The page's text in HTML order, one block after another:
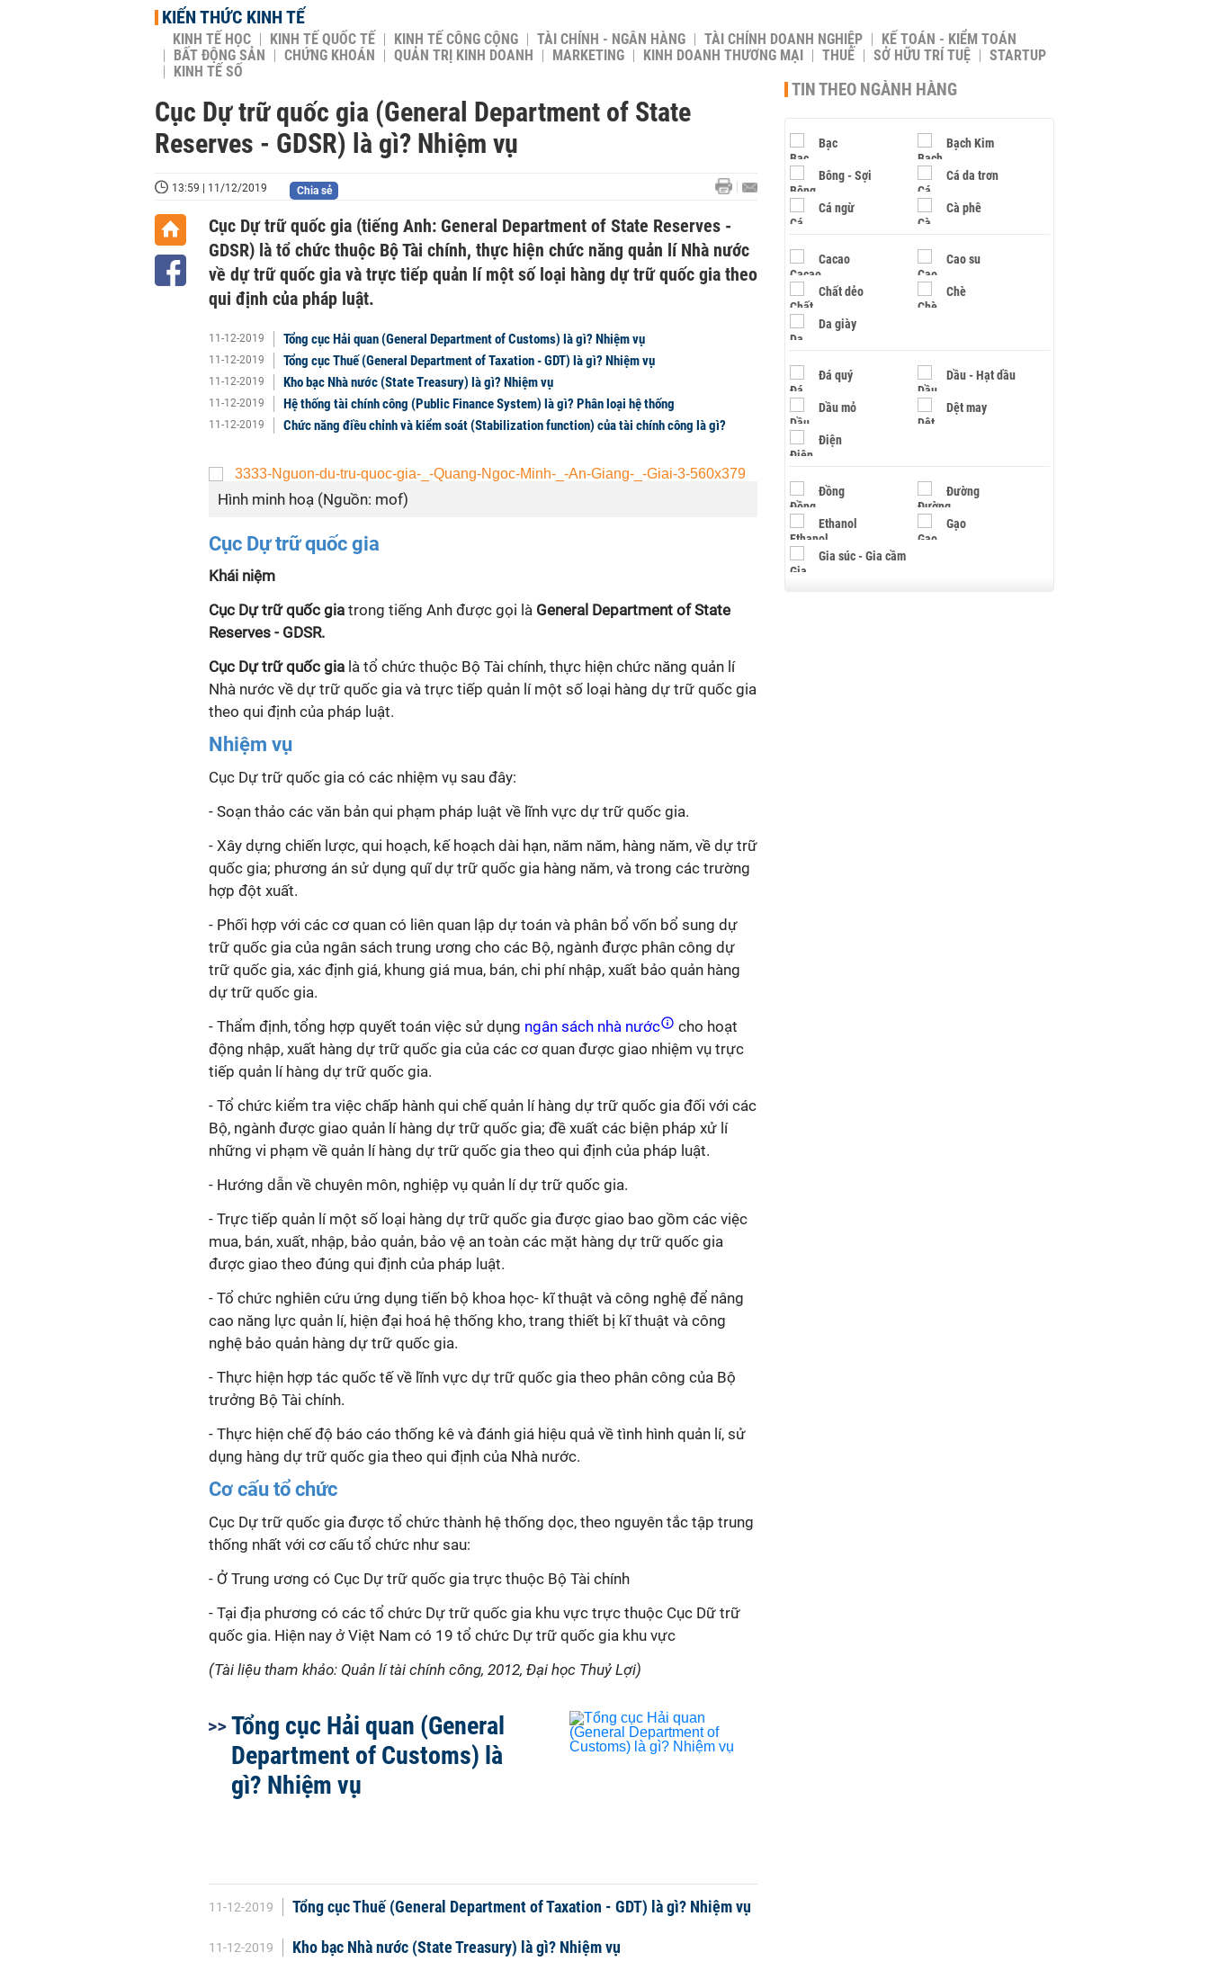
KIẾN THỨC KINH TẾ
KINH TẾ HỌC KINH TẾ QUỐC TẾ KINH TẾ CÔNG CỘNG TÀI CHÍNH - NGÂN HÀNG TÀI CHÍNH DOANH NGHIỆP
KẾ TOÁN - KIỂM TOÁN
BẤT ĐỘNG SẢN
CHỨNG KHOÁN QUẢN TRỊ KINH DOANH MARKETING KINH DOANH THƯƠNG MẠI THUẾ SỞ HỮU TRÍ TUỆ
STARTUP
KINH TẾ SỐ
Cục Dự trữ quốc gia (General Department of State
Reserves - GDSR) là gì? Nhiệm vụ
13:59 | 11/12/2019 Chia sẻ
Cục Dự trữ quốc gia (tiếng Anh: General Department of State Reserves -
GDSR) là tổ chức thuộc Bộ Tài chính, thực hiện chức năng quản lí Nhà nước
về dự trữ quốc gia và trực tiếp quản lí một số loại hàng dự trữ quốc gia theo
qui định của pháp luật.
11-12-2019 Tổng cục Hải quan (General Department of Customs) là gì? Nhiệm vụ
11-12-2019 Tổng cục Thuế (General Department of Taxation - GDT) là gì? Nhiệm vụ
11-12-2019 Kho bạc Nhà nước (State Treasury) là gì? Nhiệm vụ
11-12-2019 Hệ thống tài chính công (Public Finance System) là gì? Phân loại hệ thống
11-12-2019 Chức năng điều chỉnh và kiểm soát (Stabilization function) của tài chính công là gì?
Hình minh hoạ (Nguồn: mof)
Cục Dự trữ quốc gia
Khái niệm
Cục Dự trữ quốc gia trong tiếng Anh được gọi là General Department of State
Reserves - GDSR.
Cục Dự trữ quốc gia là tổ chức thuộc Bộ Tài chính, thực hiện chức năng quản lí
Nhà nước về dự trữ quốc gia và trực tiếp quản límột số loại hàng dự trữ quốc gia
theo qui định của pháp luật.
Nhiệm vụ
Cục Dự trữ quốc gia có các nhiệm vụ sau đây:
- Soạn thảo các văn bản qui phạm pháp luật về lĩnh vực dự trữ quốc gia.
- Xây dựng chiến lược, qui hoạch, kế hoạch dài hạn, năm năm, hàng năm, về dự trữ
quốc gia; phương án sử dụng quĩdự trữ quốc gia hàng năm, và trong các trường
hợp đột xuất.
- Phối hợp với các cơ quan có liên quan lập dự toán và phân bổ vốn bổ sung dự
trữ quốc gia của ngân sách trung ương cho các Bộ, ngành được phân công dự
trữ quốc gia, xác định giá, khung giá mua, bán, chi phí nhập, xuất bảo quản hàng
dự trữ quốc gia.
- Thẩm định, tổng hợp quyết toán việc sử dụng ngân sách nhà nước
cho hoạt
động nhập, xuất hàng dự trữ quốc gia của các cơ quan được giao nhiệm vụ trực
tiếp quản líhàng dự trữ quốc gia.
- Tổ chức kiểm tra việc chấp hành qui chế quản líhàng dự trữ quốc gia đối với các
Bộ, ngành được giao quản líhàng dự trữ quốc gia; đề xuất các biện pháp xử lí
những vi phạm về quản líhàng dự trữ quốc gia theo qui định của pháp luật.
- Hướng dẫn về chuyên môn, nghiệp vụ quản lídự trữ quốc gia.
- Trực tiếp quản límột số loại hàng dự trữ quốc gia được giao bao gồm các việc
mua, bán, xuất, nhập, bảo quản, bảo vệ an toàn các mặt hàng dự trữ quốc gia
được giao theo đúng qui định của pháp luật.
- Tổ chức nghiên cứu ứng dụng tiến bộ khoa học- kĩthuật và công nghệ để nâng
cao năng lực quản lí, hiện đại hoá hệ thống kho, trang thiết bị kĩthuật và công
nghệ bảo quản hàng dự trữ quốc gia.
- Thực hiện hợp tác quốc tế về lĩnh vực dự trữ quốc gia theo phân công của Bộ
trưởng Bộ Tài chính.
- Thực hiện chế độ báo cáo thống kê và đánh giá hiệu quả về tình hình quản lí, sử
dụng hàng dự trữ quốc gia theo qui định của Nhà nước.
Cơ cấu tổ chức
Cục Dự trữ quốc gia được tổ chức thành hệ thống dọc, theo nguyên tắc tập trung
thống nhất với cơ cấu tổ chức như sau:
- Ở Trung ương có Cục Dự trữ quốc gia trực thuộc Bộ Tài chính
- Tại địa phương có các tổ chức Dự trữ quốc gia khu vực trực thuộc Cục Dữ trữ
quốc gia. Hiện nay ở Việt Nam có 19 tổ chức Dự trữ quốc gia khu vực
(Tài liệu tham khảo: Quản lí tài chính công, 2012, Đại học Thuỷ Lợi)
Tổng cục Hải quan (General
Department of Customs) là
gì? Nhiệm vụ
11-12-2019 Tổng cục Thuế (General Department of Taxation - GDT) là gì? Nhiệm vụ
11-12-2019 Kho bạc Nhà nước (State Treasury) là gì? Nhiệm vụ
TIN THEO NGÀNH HÀNG
Bạc Bạch Kim
Bông - Sợi Cá da trơn
Cá ngừ Cà phê
Cacao Cao su
Chất dẻo Chè
Da giày
Đá quý Dầu - Hạt dầu
Dầu mỏ Dệt may
Điện
Đồng Đường
Ethanol Gạo
Gia súc - Gia cầm